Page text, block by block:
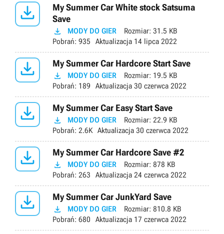

My Summer Car White stock Satsuma
Save
 MODY DO GIER Rozmiar: 31.5 KB
Pobrań: 935 Aktualizacja 14 lipca 2022
 My Summer Car Hardcore Start Save
 MODY DO GIER Rozmiar: 19.5 KB
Pobrań: 189 Aktualizacja 30 czerwca 2022
 My Summer Car Easy Start Save
 MODY DO GIER Rozmiar: 22.9 KB
Pobrań: 2.6K Aktualizacja 30 czerwca 2022
 My Summer Car Hardcore Save #2
 MODY DO GIER Rozmiar: 878 KB
Pobrań: 263 Aktualizacja 24 czerwca 2022
 My Summer Car JunkYard Save
 MODY DO GIER Rozmiar: 810.8 KB
Pobrań: 680 Aktualizacja 17 czerwca 2022